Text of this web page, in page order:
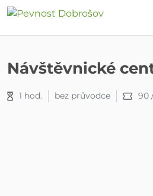
Návštěvnické
1 hod. bez průvodce 90